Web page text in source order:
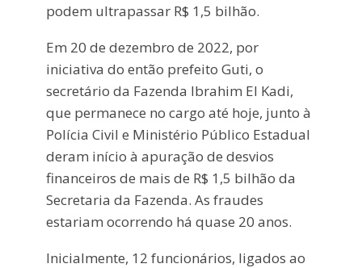
podem ultrapassar R$ 1,5 bilhão.
Em 20 de dezembro de 2022, por
iniciativa do então prefeito Guti, o
secretário da Fazenda Ibrahim El Kadi,
que permanece no cargo até hoje, junto à
Polícia Civil e Ministério Público Estadual
deram início à apuração de desvios
financeiros de mais de R$ 1,5 bilhão da
Secretaria da Fazenda. As fraudes
estariam ocorrendo há quase 20 anos.
Inicialmente, 12 funcionários, ligados ao